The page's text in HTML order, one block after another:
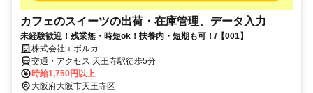
カフェのスイーツの出荷・在庫管理、データ入力
未経験歓迎！残業無・時短ok！扶養内・短期も可！/【001】
株式会社エボルカ
交通・アクセス 天王寺駅徒歩5分
時給1,750円以上
大阪府大阪市天王寺区